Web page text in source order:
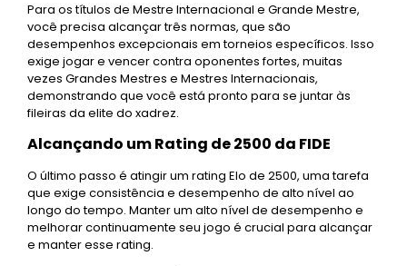
Para os títulos de Mestre Internacional e Grande Mestre,
você precisa alcançar três normas, que são
desempenhos excepcionais em torneios específicos. Isso
exige jogar e vencer contra oponentes fortes, muitas
vezes Grandes Mestres e Mestres Internacionais,
demonstrando que você está pronto para se juntar às
fileiras da elite do xadrez.
Alcançando um Rating de 2500 da FIDE
O último passo é atingir um rating Elo de 2500, uma tarefa
que exige consistência e desempenho de alto nível ao
longo do tempo. Manter um alto nível de desempenho e
melhorar continuamente seu jogo é crucial para alcançar
e manter esse rating.